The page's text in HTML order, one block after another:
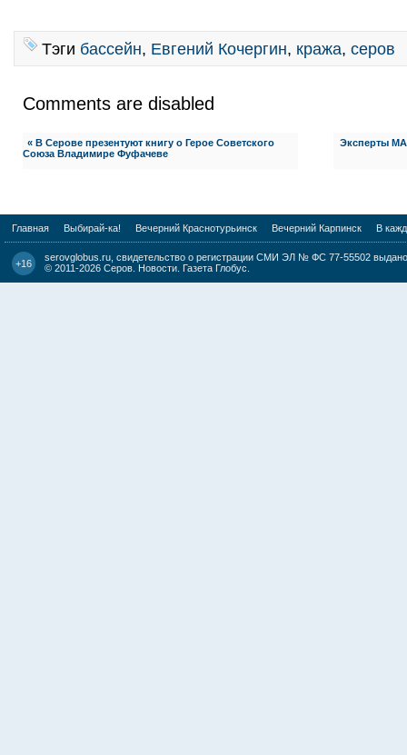
Тэги бассейн, Евгений Кочергин, кража, серов
Comments are disabled
« В Серове презентуют книгу о Герое Советского
Союза Владимире Фуфачеве
Эксперты
Главная Выбирай-ка! Вечерний Краснотурьинск Вечерний Карпинск В
+16
serovglobus.ru, свидетельство о регистрации СМИ ЭЛ № ФС 77-55502
© 2011-2026 Серов. Новости. Газета Глобус